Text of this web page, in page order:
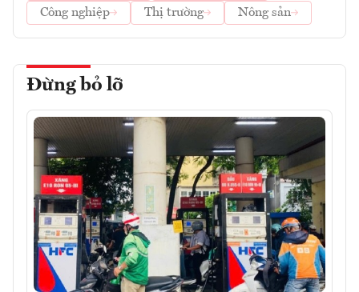
Công nghiệp Thị trường Nông sản
Đừng bỏ lỡ